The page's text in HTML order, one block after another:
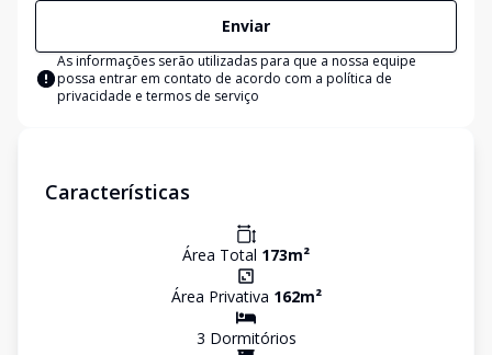
Enviar
As informações serão utilizadas para que a nossa equipe
possa entrar em contato de acordo com a política de
privacidade e termos de serviço
Características
Área Total 173m²
Área Privativa 162m²
3 Dormitórios